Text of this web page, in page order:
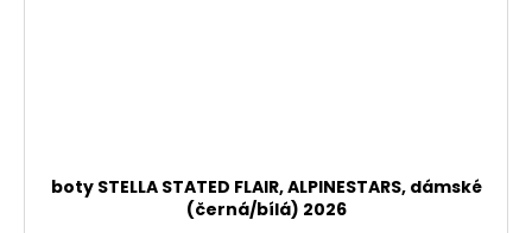
boty STELLA STATED FLAIR, ALPINESTARS, dámské
(černá/bílá) 2026